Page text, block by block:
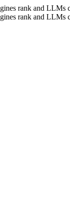
rank and LLMs
rank and LLMs